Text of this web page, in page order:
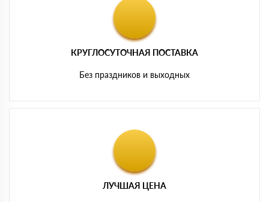
КРУГЛОСУТОЧНАЯ ПОСТАВКА
Без праздников и выходных
ЛУЧШАЯ ЦЕНА